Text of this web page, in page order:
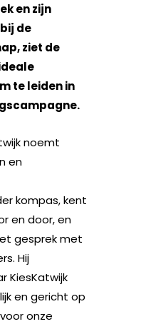
en zijn
de
ziet de
te leiden in
noemt
en
kompas, kent
en door, en
gesprek met
Hij
KiesKatwijk
en gericht op
onze